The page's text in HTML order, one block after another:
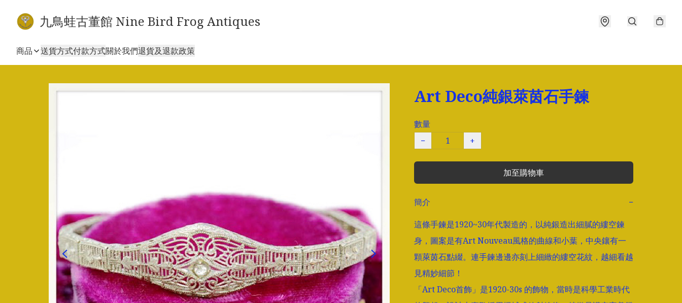
九鳥蛙古董館 Nine Bird Frog Antiques
商品 送貨方式付款方式關於我們退貨及退款政策
Art Deco純銀萊茵石手鍊
數量
−
+
加至購物車
簡介
−
這條手鍊是1920~30年代製造的，以純銀造出細膩的縷空鍊
身，圖案是有Art Nouveau風格的曲線和小葉，中央鑲有一
顆萊茵石點綴。連手鍊邊邊亦刻上細緻的縷空花紋，越細看越
見精妙細節！
「Art Deco首飾」是1920-30s 的飾物，當時是科學工業時代